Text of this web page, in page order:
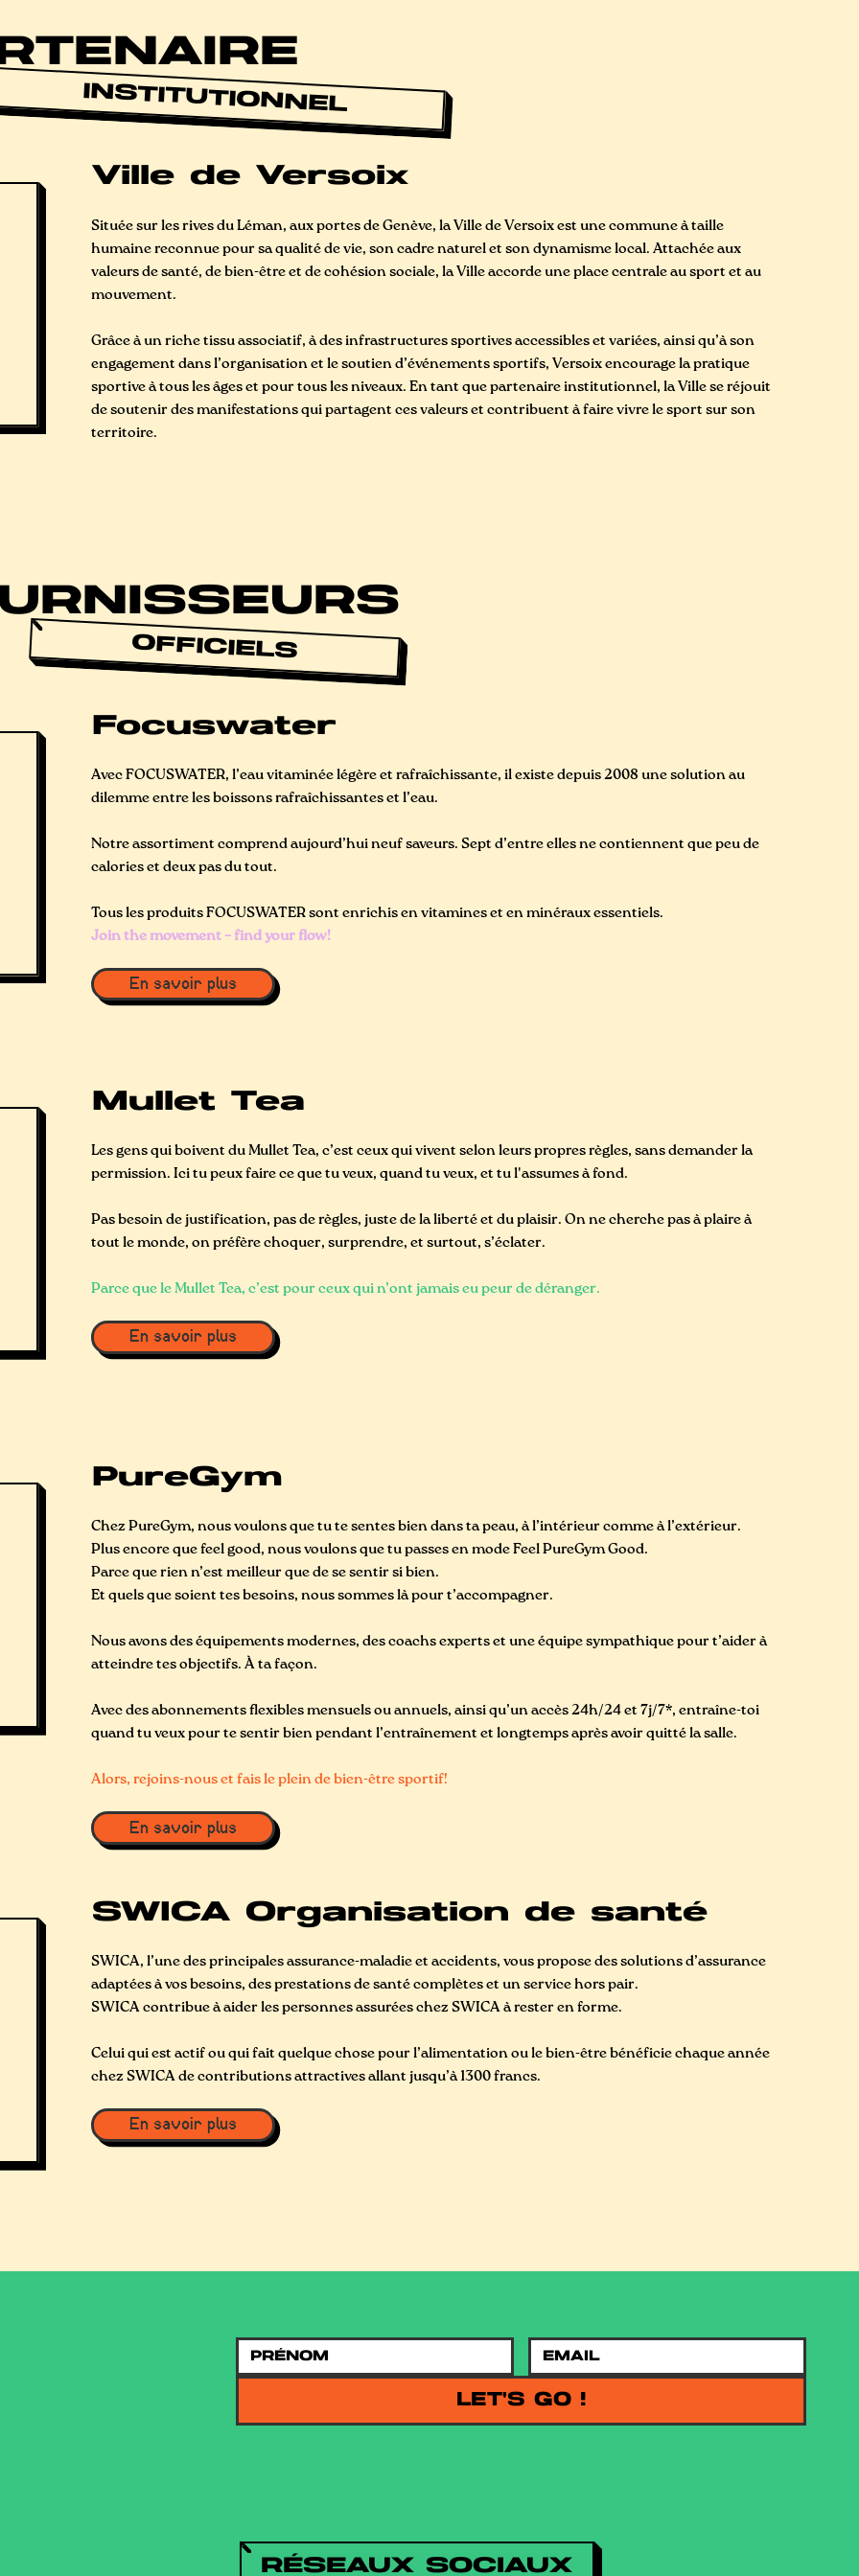
INSTITUTIONNEL
Ville de Versoix
Située sur les rives du Léman, aux portes de Genève, la Ville de Versoix est une commune à taille
humaine reconnue pour sa qualité de vie, son cadre naturel et son dynamisme local. Attachée aux
valeurs de santé, de bien-être et de cohésion sociale, la Ville accorde une place centrale au sport et au
mouvement.
Grâce à un riche tissu associatif, à des infrastructures sportives accessibles et variées, ainsi qu’à son
engagement dans l’organisation et le soutien d’événements sportifs, Versoix encourage la pratique
sportive à tous les âges et pour tous les niveaux. En tant que partenaire institutionnel, la Ville se réjouit
de soutenir des manifestations qui partagent ces valeurs et contribuent à faire vivre le sport sur son
territoire.
OFFICIELS
Focuswater
Avec FOCUSWATER, l’eau vitaminée légère et rafraîchissante, il existe depuis 2008 une solution au
dilemme entre les boissons rafraîchissantes et l’eau.
Notre assortiment comprend aujourd’hui neuf saveurs. Sept d’entre elles ne contiennent que peu de
calories et deux pas du tout.
Tous les produits FOCUSWATER sont enrichis en vitamines et en minéraux essentiels.
Join the movement – find your flow!
En savoir plus
Mullet Tea
Les gens qui boivent du Mullet Tea, c’est ceux qui vivent selon leurs propres règles, sans demander la
permission. Ici tu peux faire ce que tu veux, quand tu veux, et tu l'assumes à fond.
Pas besoin de justification, pas de règles, juste de la liberté et du plaisir. On ne cherche pas à plaire à
tout le monde, on préfère choquer, surprendre, et surtout, s’éclater.
Parce que le Mullet Tea, c’est pour ceux qui n’ont jamais eu peur de déranger.
En savoir plus
PureGym
Chez PureGym, nous voulons que tu te sentes bien dans ta peau, à l’intérieur comme à l’extérieur.
Plus encore que feel good, nous voulons que tu passes en mode Feel PureGym Good.
Parce que rien n’est meilleur que de se sentir si bien.
Et quels que soient tes besoins, nous sommes là pour t’accompagner.
Nous avons des équipements modernes, des coachs experts et une équipe sympathique pour t’aider à
atteindre tes objectifs. À ta façon.
Avec des abonnements flexibles mensuels ou annuels, ainsi qu’un accès 24h/24 et 7j/7*, entraîne-toi
quand tu veux pour te sentir bien pendant l’entraînement et longtemps après avoir quitté la salle.
Alors, rejoins-nous et fais le plein de bien-être sportif!
En savoir plus
SWICA Organisation de santé
SWICA, l’une des principales assurance-maladie et accidents, vous propose des solutions d’assurance
adaptées à vos besoins, des prestations de santé complètes et un service hors pair.
SWICA contribue à aider les personnes assurées chez SWICA à rester en forme.
Celui qui est actif ou qui fait quelque chose pour l’alimentation ou le bien-être bénéficie chaque année
chez SWICA de contributions attractives allant jusqu’à 1300 francs.
En savoir plus
LET'S GO !
RÉSEAUX SOCIAUX